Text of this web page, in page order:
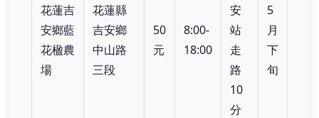
花蓮吉
安鄉藍
花楹農
場
花蓮縣
吉安鄉
中山路
三段
50
元
8:00-
18:00
安
站
走
路
10
分
5
月
下
旬